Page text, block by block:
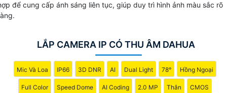
để cung cấp ánh sáng liên tục, giúp duy trì hình ảnh màu sắc rõ
LẮP CAMERA IP CÓ THU ÂM DAHUA
Mic Và Loa IP66 3D DNR AI Dual Light 78° Hồng Ngoại
Full Color Speed Dome AI Coding 2.0 MP Thân CMOS